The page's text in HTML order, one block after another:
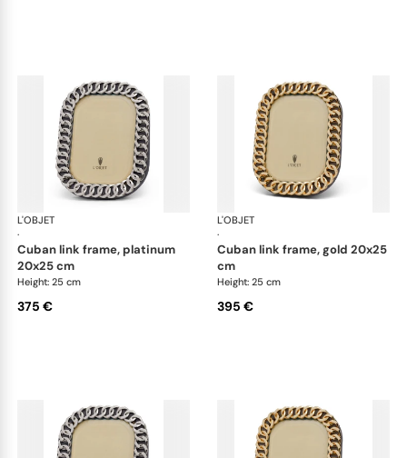
L'OBJET
·
Picture Frames
cuban link frame, platinum
20x25 cm
Height: 25 cm
375 €
L'OBJET
·
cuban link frame, gold 20x25
cm
Height: 25 cm
395 €